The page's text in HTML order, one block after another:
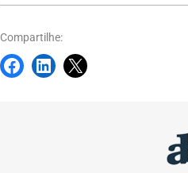
Compartilhe: